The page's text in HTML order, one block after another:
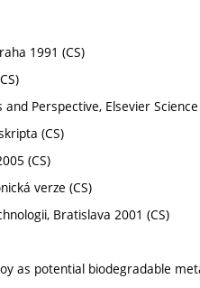
1991 (CS)
Perspective, Elsevier
(CS)
(CS)
verze (CS)
Bratislava 2001 (CS)
as potential biodegradable